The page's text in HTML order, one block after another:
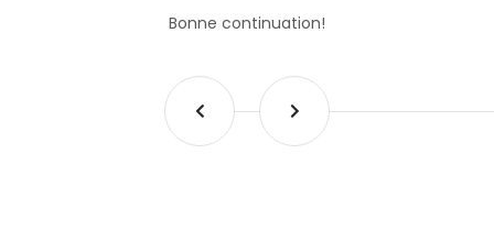
Bonne continuation!